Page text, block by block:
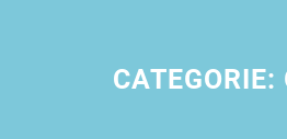
CATEGORIE: